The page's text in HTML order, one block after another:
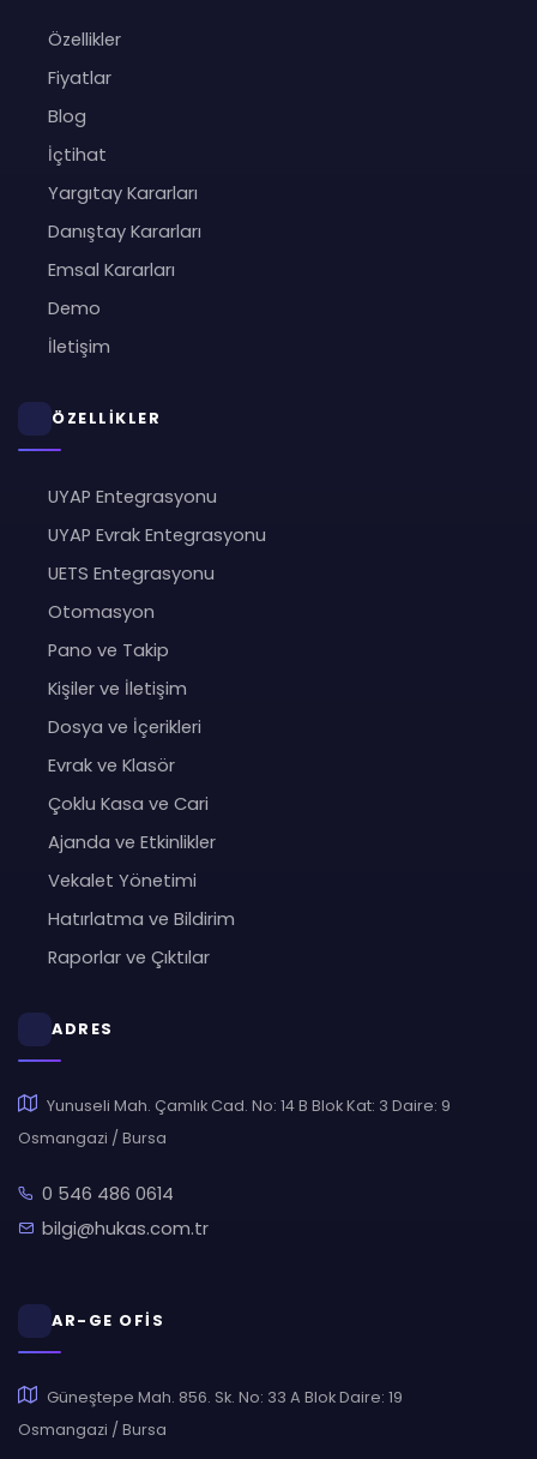
Özellikler
Fiyatlar
Blog
İçtihat
Yargıtay Kararları
Danıştay Kararları
Emsal Kararları
Demo
İletişim
ÖZELLİKLER
UYAP Entegrasyonu
UYAP Evrak Entegrasyonu
UETS Entegrasyonu
Otomasyon
Pano ve Takip
Kişiler ve İletişim
Dosya ve İçerikleri
Evrak ve Klasör
Çoklu Kasa ve Cari
Ajanda ve Etkinlikler
Vekalet Yönetimi
Hatırlatma ve Bildirim
Raporlar ve Çıktılar
ADRES
Yunuseli Mah. Çamlık Cad. No: 14 B Blok Kat: 3 Daire: 9
Osmangazi / Bursa
0 546 486 0614
bilgi@hukas.com.tr
AR-GE OFİS
Güneştepe Mah. 856. Sk. No: 33 A Blok Daire: 19
Osmangazi / Bursa